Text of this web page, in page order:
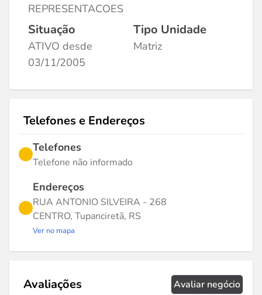
REPRESENTACOES
Situação
ATIVO desde
03/11/2005
Tipo Unidade
Matriz
Telefones e Endereços
Telefones
Telefone não informado
Endereços
RUA ANTONIO SILVEIRA - 268
CENTRO, Tupanciretã, RS
Ver no mapa
Avaliações Avaliar negócio